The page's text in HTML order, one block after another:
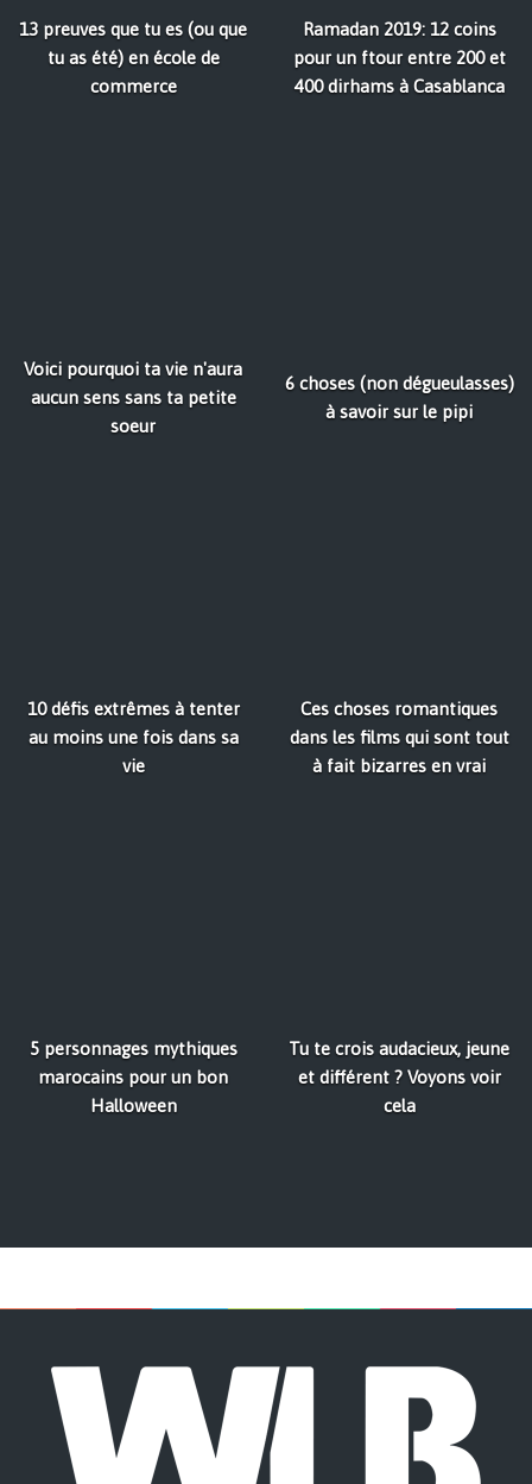
13 preuves que tu es (ou que
tu as été) en école de
commerce
Ramadan 2019: 12 coins
pour un ftour entre 200 et
400 dirhams à Casablanca
Voici pourquoi ta vie n'aura
aucun sens sans ta petite
soeur
6 choses (non dégueulasses)
à savoir sur le pipi
10 défis extrêmes à tenter
au moins une fois dans sa
vie
Ces choses romantiques
dans les films qui sont tout
à fait bizarres en vrai
5 personnages mythiques
marocains pour un bon
Halloween
Tu te crois audacieux, jeune
et différent ? Voyons voir
cela